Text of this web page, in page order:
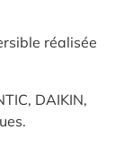
réalisée
DAIKIN,